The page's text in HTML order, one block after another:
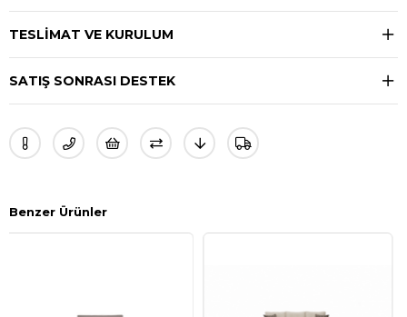
TESLIMAT VE KURULUM
SATIŞ SONRASI DESTEK
Benzer Ürünler